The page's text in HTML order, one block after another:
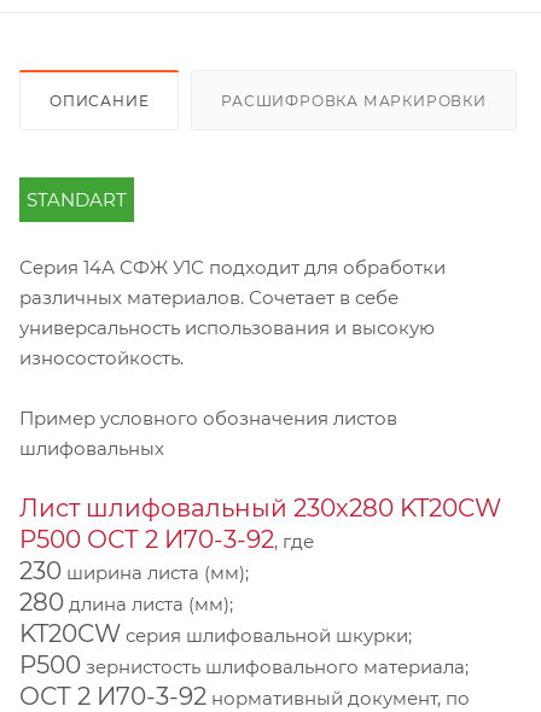
ОПИСАНИЕ РАСШИФРОВКА МАРКИРОВКИ
STANDART
Серия 14А СФЖ У1С подходит для обработки
различных материалов. Сочетает в себе
универсальность использования и высокую
износостойкость.
Пример условного обозначения листов
шлифовальных
Лист шлифовальный 230х280 KT20CW
P500 ОСТ 2 И70-3-92, где
230 ширина листа (мм);
280 длина листа (мм);
KT20CW серия шлифовальной шкурки;
P500 зернистость шлифовального материала;
ОСТ 2 И70-3-92 нормативный документ, по